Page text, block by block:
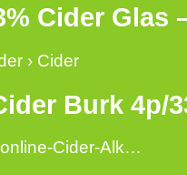
Cider Glas
› Cider
Burk 4p/
online-Cider-Alk…